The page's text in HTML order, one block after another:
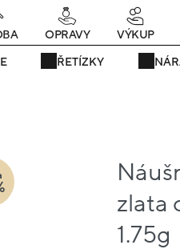
SRPEN20 24 dní : 3h :
ŘETÍZKY
OPRAVY VÝKUP
zlata
1.75g